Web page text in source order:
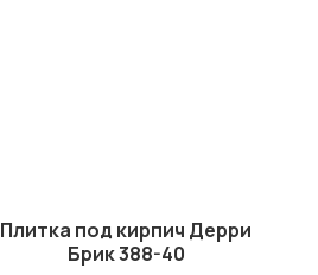
Плитка под кирпич Дерри
Брик 388-40